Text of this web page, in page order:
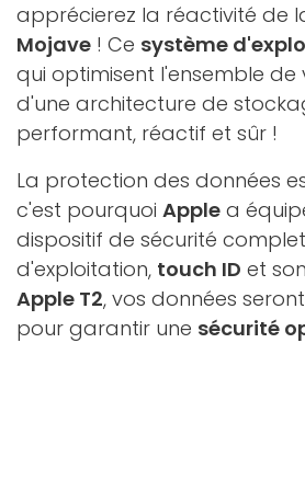
apprécierez la réactivité de
Mojave ! Ce système
qui optimisent l'ensemble de
d'une architecture de
performant, réactif et sûr !
La protection des données
c'est pourquoi Apple a
dispositif de sécurité
d'exploitation, touch ID et son
Apple T2, vos données
pour garantir une sécurité